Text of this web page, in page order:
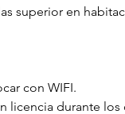
superior en
con WIFI.
licencia durante